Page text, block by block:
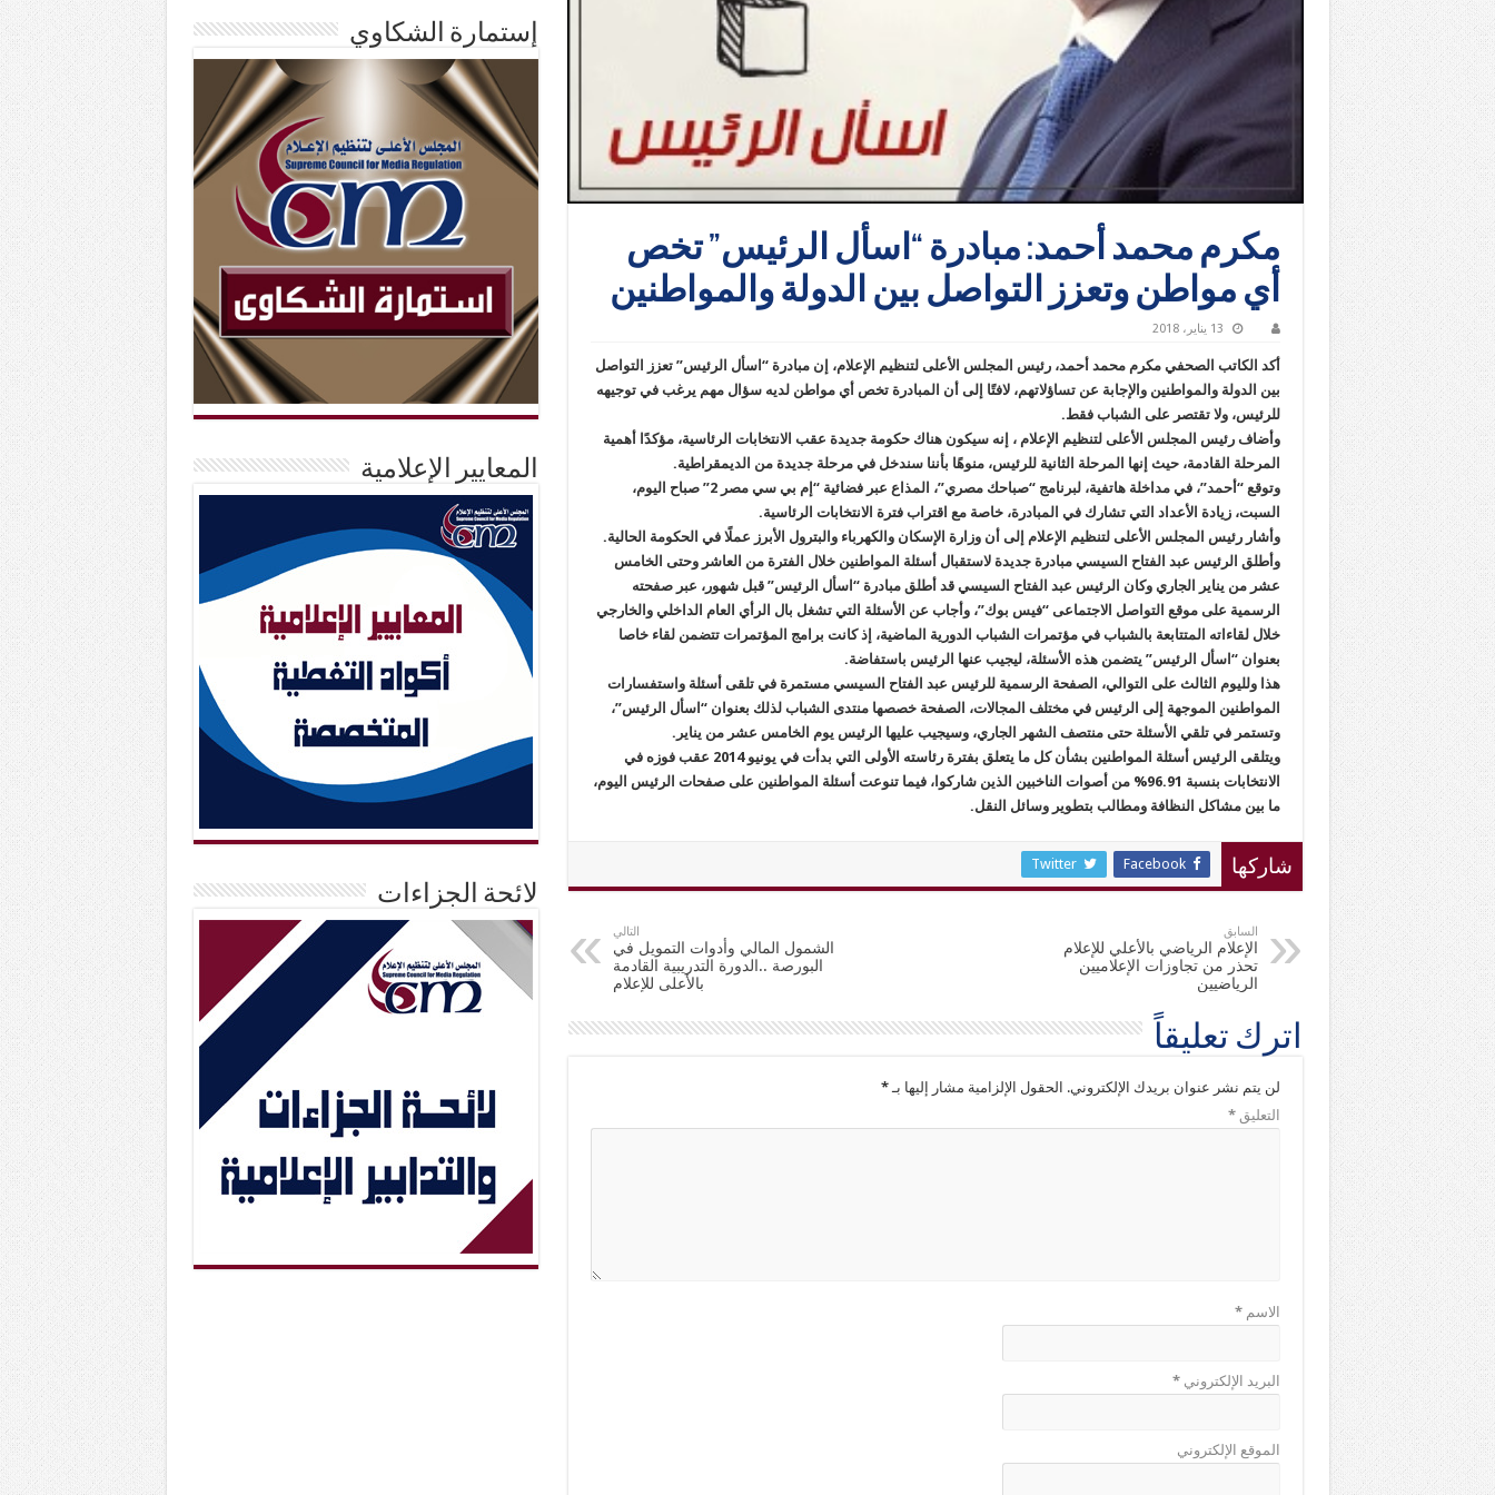
مكرم محمد أحمد: مبادرة “اسأل الرئيس” تخص
أي مواطن وتعزز التواصل بين الدولة والمواطنين
13 يناير، 2018
أكد الكاتب الصحفي مكرم محمد أحمد، رئيس المجلس الأعلى لتنظيم الإعلام، إن مبادرة “اسأل الرئيس” تعزز التواصل
بين الدولة والمواطنين والإجابة عن تساؤلاتهم، لافتًا إلى أن المبادرة تخص أي مواطن لديه سؤال مهم يرغب في توجيهه
للرئيس، ولا تقتصر على الشباب فقط.
وأضاف رئيس المجلس الأعلى لتنظيم الإعلام ، إنه سيكون هناك حكومة جديدة عقب الانتخابات الرئاسية، مؤكدًا أهمية
المرحلة القادمة، حيث إنها المرحلة الثانية للرئيس، منوهًا بأننا سندخل في مرحلة جديدة من الديمقراطية.
وتوقع “أحمد”، في مداخلة هاتفية، لبرنامج “صباحك مصري”، المذاع عبر فضائية “إم بي سي مصر 2” صباح اليوم،
السبت، زيادة الأعداد التي تشارك في المبادرة، خاصة مع اقتراب فترة الانتخابات الرئاسية.
وأشار رئيس المجلس الأعلى لتنظيم الإعلام إلى أن وزارة الإسكان والكهرباء والبترول الأبرز عملًا في الحكومة الحالية.
وأطلق الرئيس عبد الفتاح السيسي مبادرة جديدة لاستقبال أسئلة المواطنين خلال الفترة من العاشر وحتى الخامس
عشر من يناير الجاري وكان الرئيس عبد الفتاح السيسي قد أطلق مبادرة “اسأل الرئيس” قبل شهور، عبر صفحته
الرسمية على موقع التواصل الاجتماعى “فيس بوك”، وأجاب عن الأسئلة التي تشغل بال الرأي العام الداخلي والخارجي
خلال لقاءاته المتتابعة بالشباب في مؤتمرات الشباب الدورية الماضية، إذ كانت برامج المؤتمرات تتضمن لقاء خاصا
بعنوان “اسأل الرئيس” يتضمن هذه الأسئلة، ليجيب عنها الرئيس باستفاضة.
هذا ولليوم الثالث على التوالي، الصفحة الرسمية للرئيس عبد الفتاح السيسي مستمرة في تلقى أسئلة واستفسارات
المواطنين الموجهة إلى الرئيس في مختلف المجالات، الصفحة خصصها منتدى الشباب لذلك بعنوان “اسأل الرئيس”،
وتستمر في تلقي الأسئلة حتى منتصف الشهر الجاري، وسيجيب عليها الرئيس يوم الخامس عشر من يناير.
ويتلقى الرئيس أسئلة المواطنين بشأن كل ما يتعلق بفترة رئاسته الأولى التي بدأت في يونيو 2014 عقب فوزه في
الانتخابات بنسبة 96.91% من أصوات الناخبين الذين شاركوا، فيما تنوعت أسئلة المواطنين على صفحات الرئيس اليوم،
ما بين مشاكل النظافة ومطالب بتطوير وسائل النقل.
شاركها Facebook
Twitter
السابق
الإعلام الرياضي بالأعلي للإعلام
تحذر من تجاوزات الإعلاميين
الرياضيين
التالي
الشمول المالي وأدوات التمويل في
البورصة ..الدورة التدريبية القادمة
بالأعلى للإعلام
اترك تعليقاً
لن يتم نشر عنوان بريدك الإلكتروني. الحقول الإلزامية مشار إليها بـ*
التعليق*
الاسم*
البريد الإلكتروني*
الموقع الإلكتروني
إستمارة الشكاوي
المعايير الإعلامية
لائحة الجزاءات